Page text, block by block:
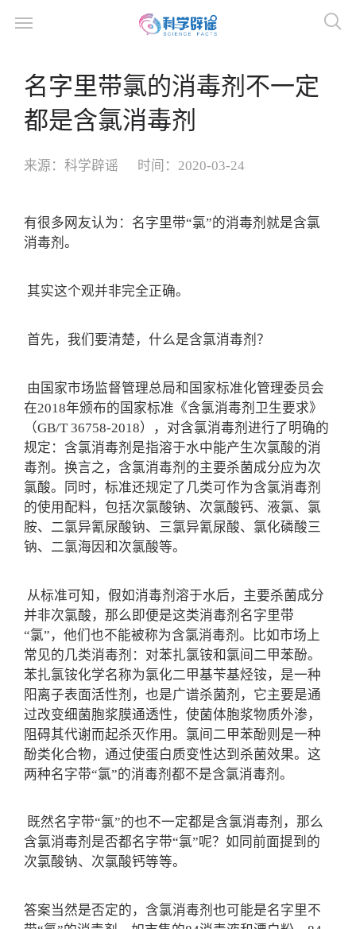
名字里带氯的消毒剂不一定
都是含氯消毒剂
来源： 科学辟谣 时间： 2020-03-24
有很多网友认为：名字里带“氯”的消毒剂就是含氯
消毒剂。
其实这个观并非完全正确。
首先，我们要清楚，什么是含氯消毒剂？
由国家市场监督管理总局和国家标准化管理委员会
在2018年颁布的国家标准《含氯消毒剂卫生要求》
（GB/T 36758-2018），对含氯消毒剂进行了明确的
规定：含氯消毒剂是指溶于水中能产生次氯酸的消
毒剂。换言之，含氯消毒剂的主要杀菌成分应为次
氯酸。同时，标准还规定了几类可作为含氯消毒剂
的使用配料，包括次氯酸钠、次氯酸钙、液氯、氯
胺、二氯异氰尿酸钠、三氯异氰尿酸、氯化磷酸三
钠、二氯海因和次氯酸等。
从标准可知，假如消毒剂溶于水后，主要杀菌成分
并非次氯酸，那么即便是这类消毒剂名字里带
“氯”，他们也不能被称为含氯消毒剂。比如市场上
常见的几类消毒剂：对苯扎氯铵和氯间二甲苯酚。
苯扎氯铵化学名称为氯化二甲基苄基烃铵，是一种
阳离子表面活性剂，也是广谱杀菌剂，它主要是通
过改变细菌胞浆膜通透性，使菌体胞浆物质外渗，
阻碍其代谢而起杀灭作用。氯间二甲苯酚则是一种
酚类化合物，通过使蛋白质变性达到杀菌效果。这
两种名字带“氯”的消毒剂都不是含氯消毒剂。
既然名字带“氯”的也不一定都是含氯消毒剂，那么
含氯消毒剂是否都名字带“氯”呢？如同前面提到的
次氯酸钠、次氯酸钙等等。
答案当然是否定的，含氯消毒剂也可能是名字里不